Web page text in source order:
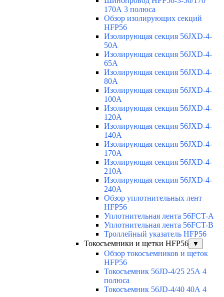
170А 3 полюса
Обзор изолирующих секций
HFP56
Изолирующая секция 56JXD-4-
50A
Изолирующая секция 56JXD-4-
65A
Изолирующая секция 56JXD-4-
80A
Изолирующая секция 56JXD-4-
100A
Изолирующая секция 56JXD-4-
120A
Изолирующая секция 56JXD-4-
140A
Изолирующая секция 56JXD-4-
170A
Изолирующая секция 56JXD-4-
210A
Изолирующая секция 56JXD-4-
240A
Обзор уплотнительных лент
HFP56
Уплотнительная лента 56FCT-A
Уплотнительная лента 56FCT-B
Троллейный указатель HFP56
Токосъемники и щетки HFP56
▼
Обзор токосъемников и щеток
HFP56
Токосъемник 56JD-4/25 25А 4
полюса
Токосъемник 56JD-4/40 40А 4